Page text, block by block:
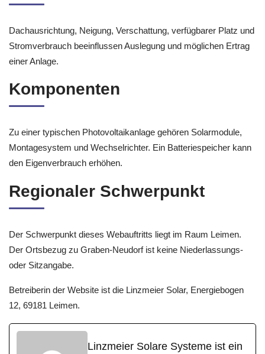
Dachausrichtung, Neigung, Verschattung, verfügbarer Platz und
Stromverbrauch beeinflussen Auslegung und möglichen Ertrag
einer Anlage.
Komponenten
Zu einer typischen Photovoltaikanlage gehören Solarmodule,
Montagesystem und Wechselrichter. Ein Batteriespeicher kann
den Eigenverbrauch erhöhen.
Regionaler Schwerpunkt
Der Schwerpunkt dieses Webauftritts liegt im Raum Leimen.
Der Ortsbezug zu Graben-Neudorf ist keine Niederlassungs-
oder Sitzangabe.
Betreiberin der Website ist die Linzmeier Solar, Energiebogen
12, 69181 Leimen.
Linzmeier Solare Systeme ist ein